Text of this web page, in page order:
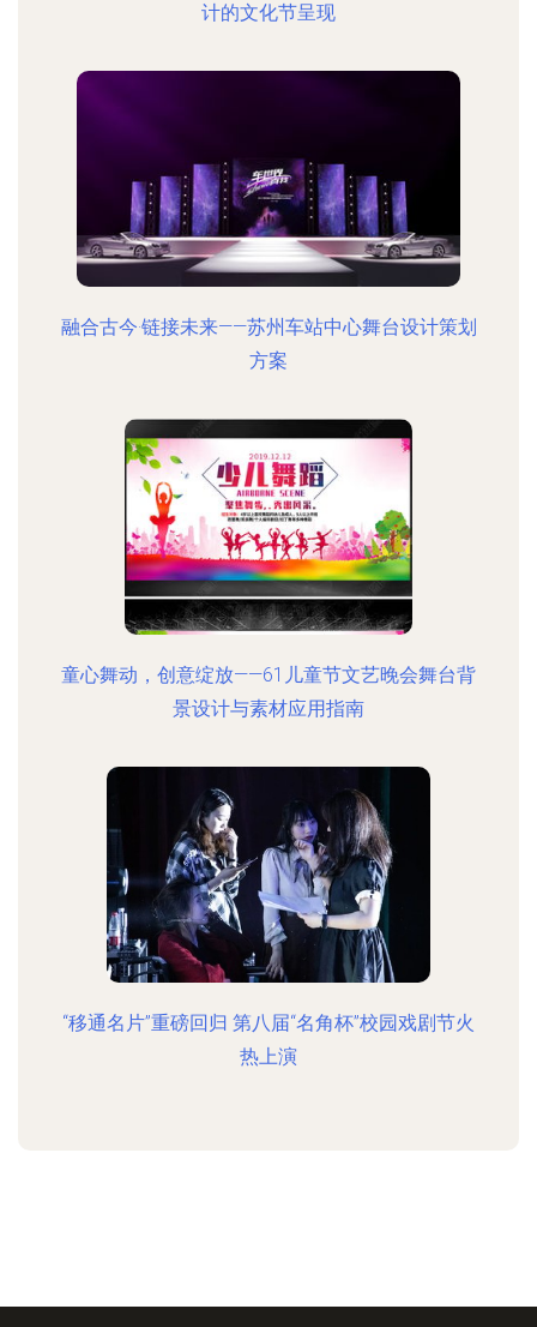
计的文化节呈现
融合古今·链接未来——苏州车站中心舞台设计策划
方案
童心舞动，创意绽放——61儿童节文艺晚会舞台背
景设计与素材应用指南
“移通名片”重磅回归 第八届“名角杯”校园戏剧节火
热上演